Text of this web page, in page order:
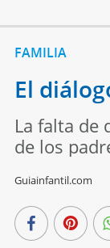
FAMILIA
El
La falta de
de los
Guiainfantil.com